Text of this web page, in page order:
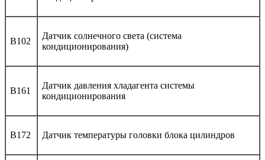
B102
Датчик солнечного света (система
кондиционирования)
B161
Датчик давления хладагента системы
кондиционирования
B172 Датчик температуры головки блока цилиндров